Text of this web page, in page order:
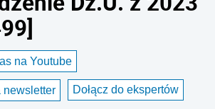
na Youtube
newsletter Dołącz do ekspertów